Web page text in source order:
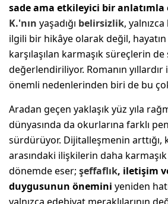
sade ama etkileyici bir anlatımla
K.'nın yaşadığı belirsizlik,
ilgili bir hikâye olarak değil, hayatın
karşılaşılan karmaşık süreçlerin
değerlendiriliyor. Romanın
önemli nedenlerinden biri de bu çok
Aradan geçen yaklaşık yüz yıla
dünyasında da okurlarına farklı
sürdürüyor. Dijitalleşmenin
arasındaki ilişkilerin daha
dönemde eser; şeffaflık, iletişim
duygusunun önemini yeniden